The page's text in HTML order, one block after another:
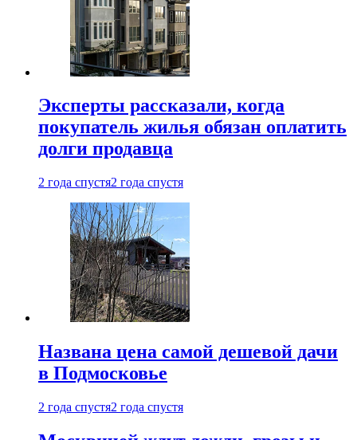
Эксперты рассказали, когда
покупатель жилья обязан оплатить
долги продавца
2 года спустя2 года спустя
Названа цена самой дешевой дачи
в Подмосковье
2 года спустя2 года спустя